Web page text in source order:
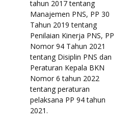
tahun 2017 tentang
Manajemen PNS, PP 30
Tahun 2019 tentang
Penilaian Kinerja PNS, PP
Nomor 94 Tahun 2021
tentang Disiplin PNS dan
Peraturan Kepala BKN
Nomor 6 tahun 2022
tentang peraturan
pelaksana PP 94 tahun
2021.